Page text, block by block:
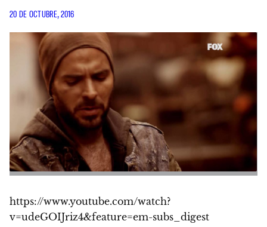
20 DE OCTUBRE, 2016
https://www.youtube.com/watch?
v=udeGOIJriz4&feature=em-subs_digest